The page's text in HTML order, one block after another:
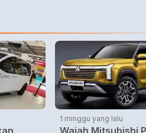
1 minggu yang lalu